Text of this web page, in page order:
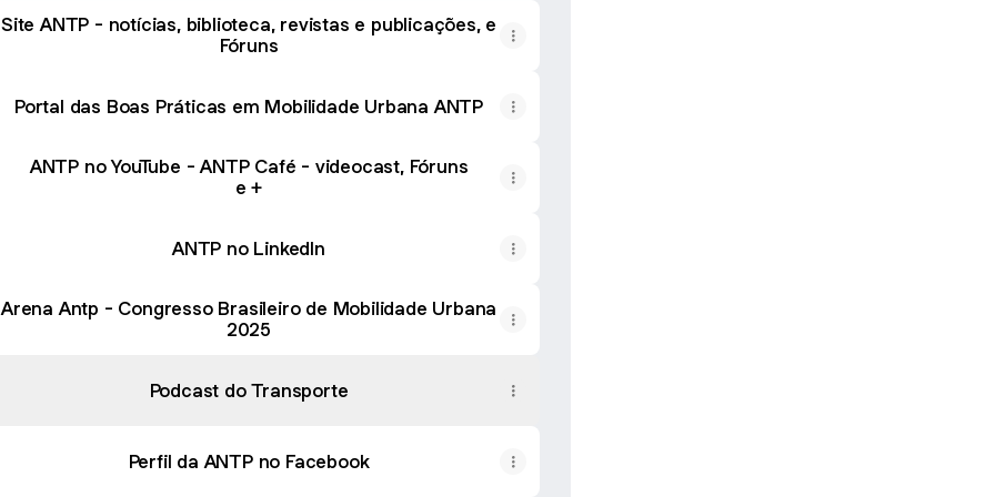
Site ANTP - notícias, biblioteca, revistas e publicações, e
Fóruns
Portal das Boas Práticas em Mobilidade Urbana ANTP
ANTP no YouTube - ANTP Café - videocast, Fóruns
e +
ANTP no LinkedIn
Arena Antp - Congresso Brasileiro de Mobilidade Urbana
2025
Podcast do Transporte
Perfil da ANTP no Facebook